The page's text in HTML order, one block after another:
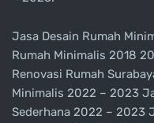
Jasa Desain Rumah
Rumah Minimalis 2018
Renovasi Rumah
Minimalis 2022 – 2023
Sederhana 2022 – 2023